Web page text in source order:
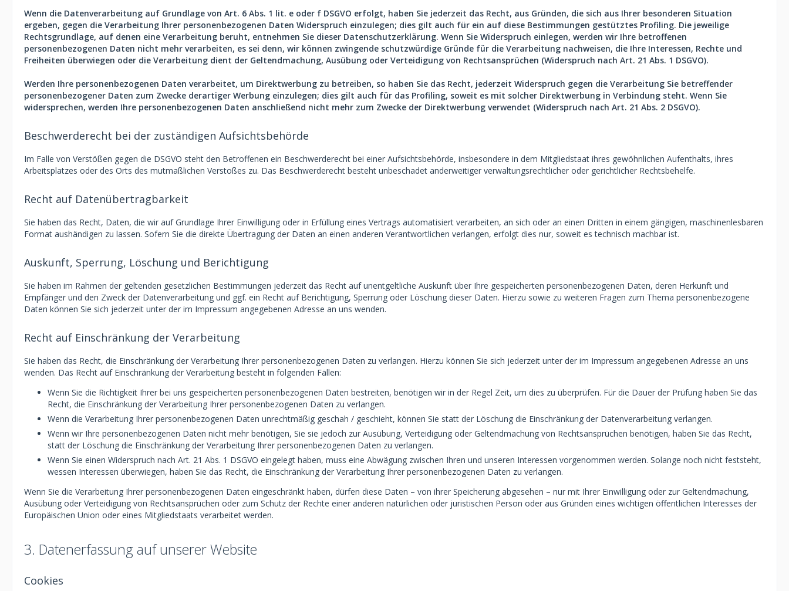
Wenn die Datenverarbeitung auf Grundlage von Art. 6 Abs. 1 lit. e oder f DSGVO erfolgt, haben Sie jederzeit das Recht, aus Gründen, die sich aus Ihrer besonderen Situation
ergeben, gegen die Verarbeitung Ihrer personenbezogenen Daten Widerspruch einzulegen; dies gilt auch für ein auf diese Bestimmungen gestütztes Profiling. Die jeweilige
Rechtsgrundlage, auf denen eine Verarbeitung beruht, entnehmen Sie dieser Datenschutzerklärung. Wenn Sie Widerspruch einlegen, werden wir Ihre betroffenen
personenbezogenen Daten nicht mehr verarbeiten, es sei denn, wir können zwingende schutzwürdige Gründe für die Verarbeitung nachweisen, die Ihre Interessen, Rechte und
Freiheiten überwiegen oder die Verarbeitung dient der Geltendmachung, Ausübung oder Verteidigung von Rechtsansprüchen (Widerspruch nach Art. 21 Abs. 1 DSGVO).
Werden Ihre personenbezogenen Daten verarbeitet, um Direktwerbung zu betreiben, so haben Sie das Recht, jederzeit Widerspruch gegen die Verarbeitung Sie betreffender
personenbezogener Daten zum Zwecke derartiger Werbung einzulegen; dies gilt auch für das Profiling, soweit es mit solcher Direktwerbung in Verbindung steht. Wenn Sie
widersprechen, werden Ihre personenbezogenen Daten anschließend nicht mehr zum Zwecke der Direktwerbung verwendet (Widerspruch nach Art. 21 Abs. 2 DSGVO).
Beschwerderecht bei der zuständigen Aufsichtsbehörde
Im Falle von Verstößen gegen die DSGVO steht den Betroffenen ein Beschwerderecht bei einer Aufsichtsbehörde, insbesondere in dem Mitgliedstaat ihres gewöhnlichen Aufenthalts, ihres
Arbeitsplatzes oder des Orts des mutmaßlichen Verstoßes zu. Das Beschwerderecht besteht unbeschadet anderweitiger verwaltungsrechtlicher oder gerichtlicher Rechtsbehelfe.
Recht auf Datenübertragbarkeit
Sie haben das Recht, Daten, die wir auf Grundlage Ihrer Einwilligung oder in Erfüllung eines Vertrags automatisiert verarbeiten, an sich oder an einen Dritten in einem gängigen, maschinenlesbaren
Format aushändigen zu lassen. Sofern Sie die direkte Übertragung der Daten an einen anderen Verantwortlichen verlangen, erfolgt dies nur, soweit es technisch machbar ist.
Auskunft, Sperrung, Löschung und Berichtigung
Sie haben im Rahmen der geltenden gesetzlichen Bestimmungen jederzeit das Recht auf unentgeltliche Auskunft über Ihre gespeicherten personenbezogenen Daten, deren Herkunft und
Empfänger und den Zweck der Datenverarbeitung und ggf. ein Recht auf Berichtigung, Sperrung oder Löschung dieser Daten. Hierzu sowie zu weiteren Fragen zum Thema personenbezogene
Daten können Sie sich jederzeit unter der im Impressum angegebenen Adresse an uns wenden.
Recht auf Einschränkung der Verarbeitung
Sie haben das Recht, die Einschränkung der Verarbeitung Ihrer personenbezogenen Daten zu verlangen. Hierzu können Sie sich jederzeit unter der im Impressum angegebenen Adresse an uns
wenden. Das Recht auf Einschränkung der Verarbeitung besteht in folgenden Fällen:
Wenn Sie die Richtigkeit Ihrer bei uns gespeicherten personenbezogenen Daten bestreiten, benötigen wir in der Regel Zeit, um dies zu überprüfen. Für die Dauer der Prüfung haben Sie das
Recht, die Einschränkung der Verarbeitung Ihrer personenbezogenen Daten zu verlangen.
Wenn die Verarbeitung Ihrer personenbezogenen Daten unrechtmäßig geschah / geschieht, können Sie statt der Löschung die Einschränkung der Datenverarbeitung verlangen.
Wenn wir Ihre personenbezogenen Daten nicht mehr benötigen, Sie sie jedoch zur Ausübung, Verteidigung oder Geltendmachung von Rechtsansprüchen benötigen, haben Sie das Recht,
statt der Löschung die Einschränkung der Verarbeitung Ihrer personenbezogenen Daten zu verlangen.
Wenn Sie einen Widerspruch nach Art. 21 Abs. 1 DSGVO eingelegt haben, muss eine Abwägung zwischen Ihren und unseren Interessen vorgenommen werden. Solange noch nicht feststeht,
wessen Interessen überwiegen, haben Sie das Recht, die Einschränkung der Verarbeitung Ihrer personenbezogenen Daten zu verlangen.
Wenn Sie die Verarbeitung Ihrer personenbezogenen Daten eingeschränkt haben, dürfen diese Daten – von ihrer Speicherung abgesehen – nur mit Ihrer Einwilligung oder zur Geltendmachung,
Ausübung oder Verteidigung von Rechtsansprüchen oder zum Schutz der Rechte einer anderen natürlichen oder juristischen Person oder aus Gründen eines wichtigen öffentlichen Interesses der
Europäischen Union oder eines Mitgliedstaats verarbeitet werden.
3. Datenerfassung auf unserer Website
Cookies